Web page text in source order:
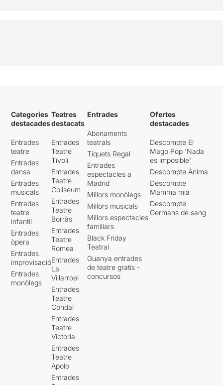
Categories
destacades
Entrades
teatre
Entrades
dansa
Entrades
musicals
Entrades
teatre
infantil
Entrades
òpera
Entrades
improvisació
Entrades
monòlegs
Teatres
destacats
Entrades
Teatre
Tívoli
Entrades
Teatre
Coliseum
Entrades
Teatre
Borràs
Entrades
Teatre
Romea
Entrades
La
Villarroel
Entrades
Teatre
Condal
Entrades
Teatre
Victòria
Entrades
Teatre
Apolo
Entrades
Entrades
Abonaments
teatrals
Tiquets Regal
Entrades
espectacles a
Madrid
Millors monòlegs
Millors musicals
Millors espectacles
familiars
Black Friday
Teatral
Guanya entrades
de teatre gratis -
concursos
Ofertes
destacades
Descompte El
Mago Pop 'Nada
es imposible'
Descompte Ànima
Descompte
Mamma mia
Descompte
Germans de sang